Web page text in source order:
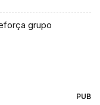
grupo
PUB